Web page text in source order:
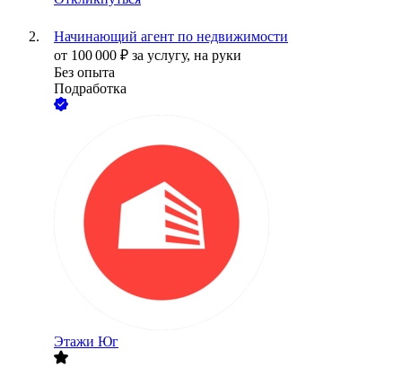
Начинающий агент по недвижимости
от 100 000 ₽ за услугу, на руки
Без опыта
Подработка
Этажи Юг